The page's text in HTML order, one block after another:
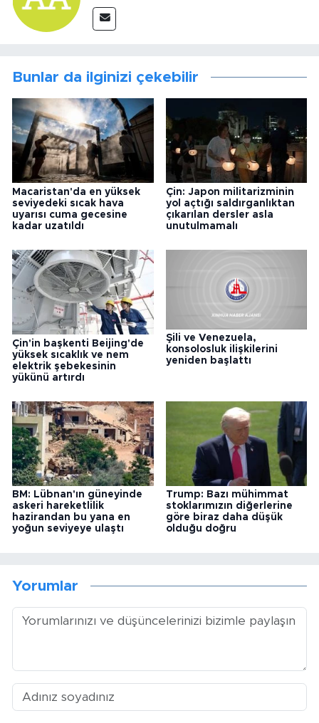
Bunlar da ilginizi çekebilir
Macaristan'da en yüksek
seviyedeki sıcak hava
uyarısı cuma gecesine
kadar uzatıldı
Çin: Japon militarizminin
yol açtığı saldırganlıktan
çıkarılan dersler asla
unutulmamalı
Çin'in başkenti Beijing'de
yüksek sıcaklık ve nem
elektrik şebekesinin
yükünü artırdı
Şili ve Venezuela,
konsolosluk ilişkilerini
yeniden başlattı
BM: Lübnan'ın güneyinde
askeri hareketlilik
hazirandan bu yana en
yoğun seviyeye ulaştı
Trump: Bazı mühimmat
stoklarımızın diğerlerine
göre biraz daha düşük
olduğu doğru
Yorumlar